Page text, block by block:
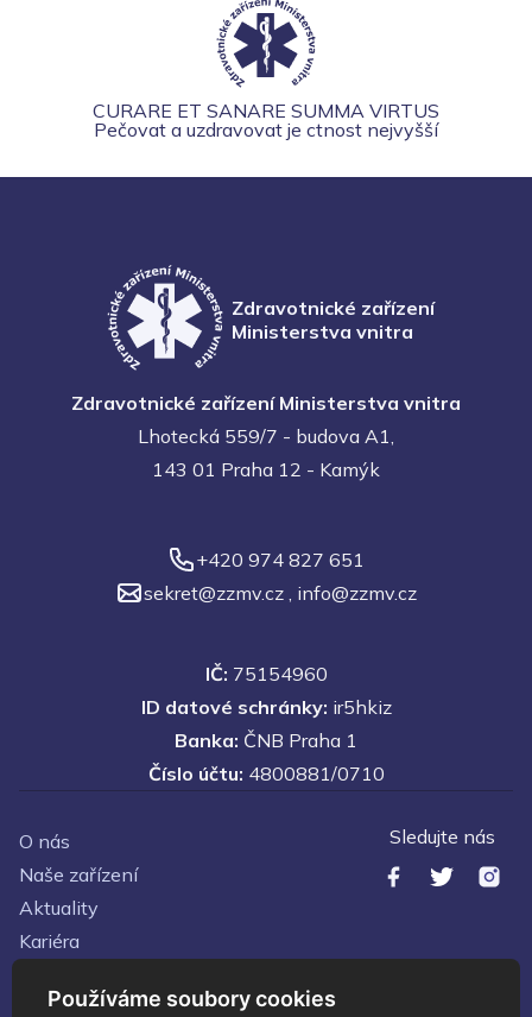
Používáme soubory cookies
CURARE ET SANARE SUMMA VIRTUS
Pečovat a uzdravovat je ctnost nejvyšší
Zdravotnické zařízení
Ministerstva vnitra
Zdravotnické zařízení Ministerstva vnitra
Lhotecká 559/7 - budova A1,
143 01 Praha 12 - Kamýk
+420 974 827 651
sekret@zzmv.cz , info@zzmv.cz
IČ: 75154960
ID datové schránky: ir5hkiz
Banka: ČNB Praha 1
Číslo účtu: 4800881/0710
O nás
Naše zařízení
Aktuality
Kariéra
Sledujte nás